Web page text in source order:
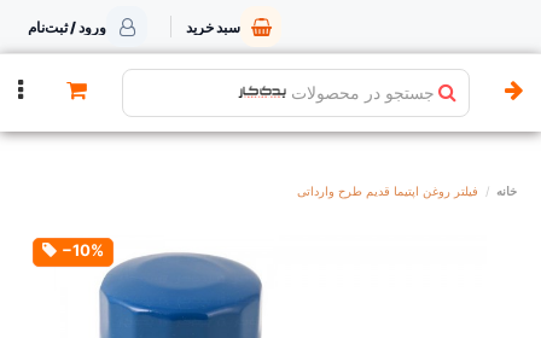
سبد خرید ورود / ثبت‌نام
جستجو در محصولات
خانه فیلتر روغن اپتیما قدیم طرح وارداتی
‎−10%